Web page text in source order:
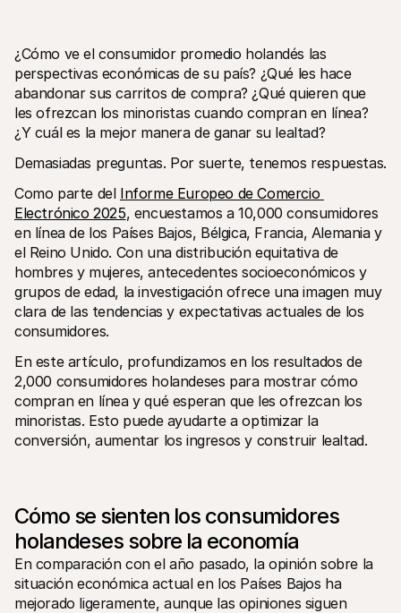
Recursos técnicos
Descubre recursos para desarrolladores y actualizaciones
Integra Mollie con bibliotecas listas para usar
Comunidad Discord
Únete a nuestra comunidad de desarrolladores
Sobre Mollie
Precios
Consultar nuestros precios
Sobre nosotros
Descubre más sobre nuestra
historia y valores
Noticias
Vacantes
¡Trabaja con nosotros!
Compradores
Por qué Mollie está en tu extracto bancario
Clientes de Mollie
¿Cómo ve el consumidor promedio holandés las
perspectivas económicas de su país? ¿Qué les hace
abandonar sus carritos de compra? ¿Qué quieren que
les ofrezcan los minoristas cuando compran en línea?
¿Y cuál es la mejor manera de ganar su lealtad?
Demasiadas preguntas. Por suerte, tenemos respuestas.
Como parte del Informe Europeo de Comercio
Electrónico 2025, encuestamos a 10,000 consumidores
en línea de los Países Bajos, Bélgica, Francia, Alemania y
el Reino Unido. Con una distribución equitativa de
hombres y mujeres, antecedentes socioeconómicos y
grupos de edad, la investigación ofrece una imagen muy
clara de las tendencias y expectativas actuales de los
consumidores.
En este artículo, profundizamos en los resultados de
2,000 consumidores holandeses para mostrar cómo
compran en línea y qué esperan que les ofrezcan los
minoristas. Esto puede ayudarte a optimizar la
conversión, aumentar los ingresos y construir lealtad.
Cómo se sienten los consumidores
holandeses sobre la economía
En comparación con el año pasado, la opinión sobre la
situación económica actual en los Países Bajos ha
mejorado ligeramente, aunque las opiniones siguen